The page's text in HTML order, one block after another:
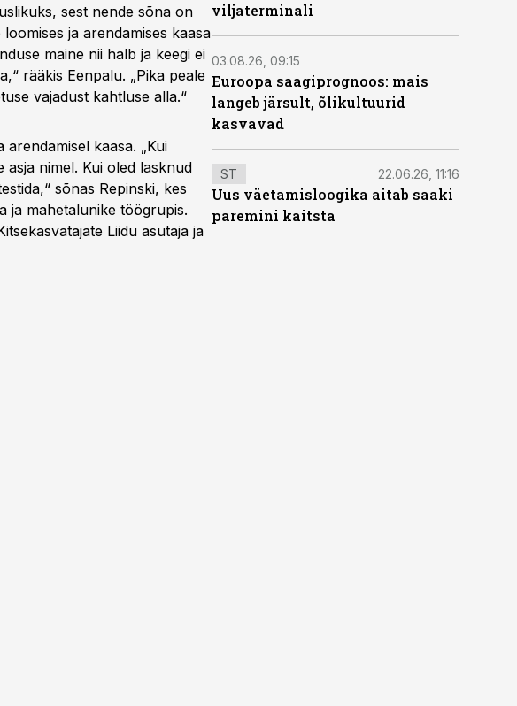
sest nende sõna on
ja arendamises kaasa
maine nii halb ja keegi ei
rääkis Eenpalu. „Pika peale
vajadust kahtluse alla.“
kaasa. „Kui
asja nimel. Kui oled lasknud
sõnas Repinski, kes
ja mahetalunike töögrupis.
Liidu asutaja ja
viljaterminali
03.08.26, 09:15
Euroopa saagiprognoos: mais
langeb järsult, õlikultuurid
kasvavad
ST 22.06.26, 11:16
Uus väetamisloogika aitab saaki
paremini kaitsta